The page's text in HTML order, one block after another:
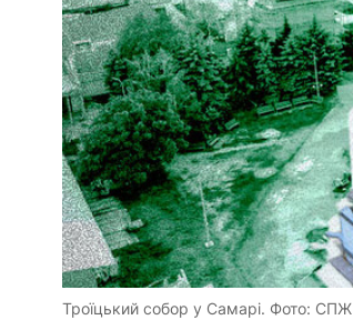
Троїцький собор у Самарі. Фото: СПЖ